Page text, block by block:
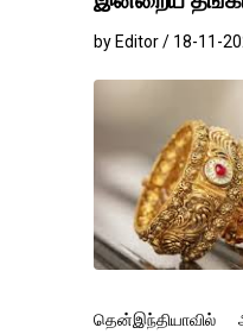
by Editor / 18-11-
தென்இந்தியாவில்